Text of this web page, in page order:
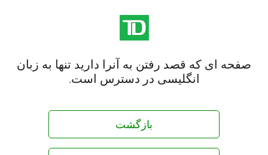
صفحه ای که قصد رفتن به آنرا دارید تنها به زبان
انگلیسی در دسترس است.
بازگشت